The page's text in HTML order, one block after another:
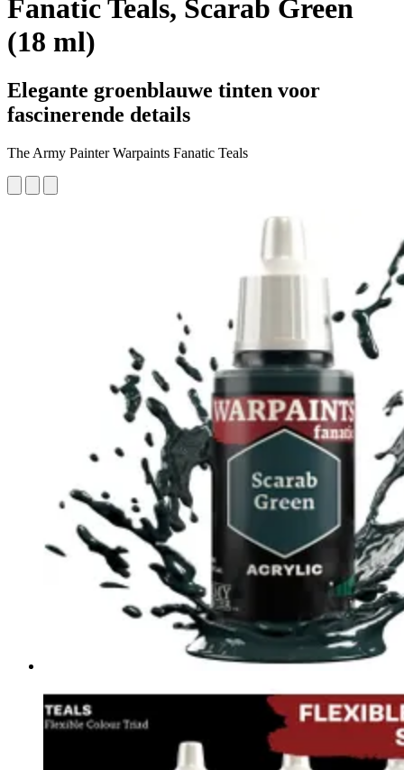
Fanatic Teals, Scarab Green
(18 ml)
Elegante groenblauwe tinten voor
fascinerende details
The Army Painter Warpaints Fanatic Teals